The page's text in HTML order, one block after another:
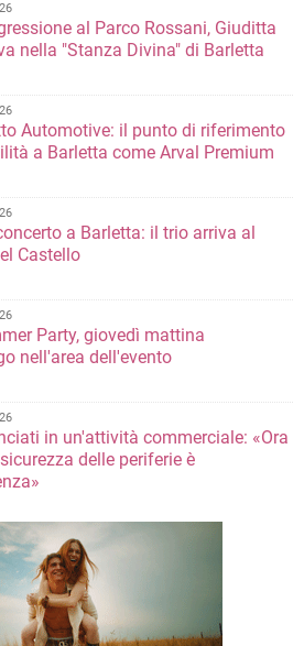
al Parco Rossani, Giuditta
nella "Stanza Divina" di Barletta
Automotive: il punto di riferimento
a Barletta come Arval Premium
a Barletta: il trio arriva al
Castello
Party, giovedì mattina
nell'area dell'evento
in un'attività commerciale: «Ora
delle periferie è